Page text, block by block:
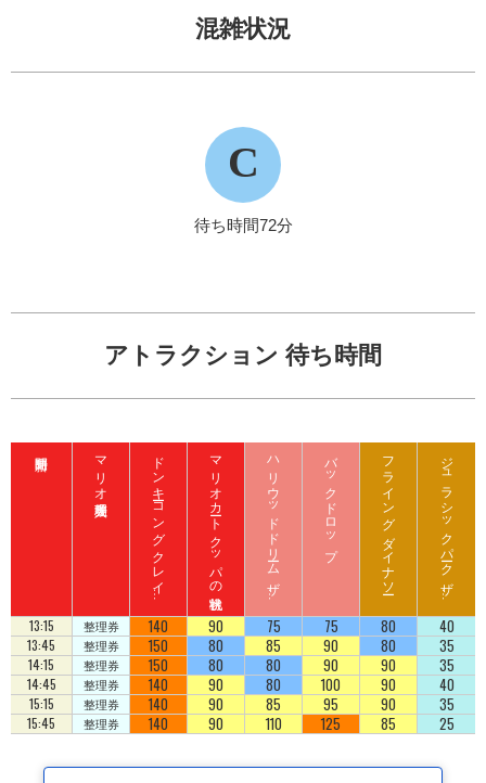
混雑状況
C
待ち時間72分
アトラクション 待ち時間
マリオ入場整理券 ド
ン
キ
ーコ
ン
グ
ク
レ
イ
ジ
ート
ロ
ッ
コ
マリオカート クッパの挑戦状 ハ
リ
ウ
ッ
ド
ド
リ
ーム
ザ
ラ
イ
ド
バックドロップ フライング ダイナソー ジ
ュ
ラ
シ
ッ
ク
パ
ーク
ザ
ラ
イ
ド
13:15 整理券 140 90 75 75 80 40
13:45 整理券 150 80 85 90 80 35
14:15 整理券 150 80 80 90 90 35
14:45 整理券 140 90 80 100 90 40
15:15 整理券 140 90 85 95 90 35
15:45 整理券 140 90 110 125 85 25